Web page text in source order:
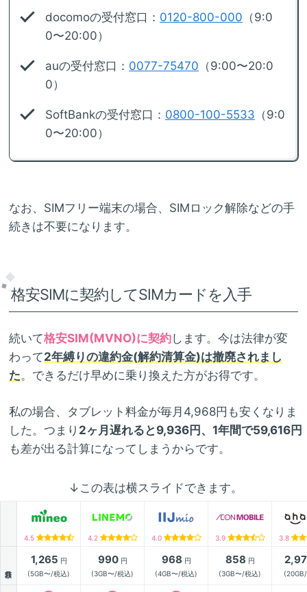
docomoの受付窓口： 0120-800-000 （9:0
0〜20:00）
auの受付窓口： 0077-75470 （9:00〜20:0
0）
SoftBankの受付窓口： 0800-100-5533 （9:0
0〜20:00）
なお、SIMフリー端末の場合、SIMロック解除などの手
続きは不要になります。
格安SIMに契約してSIMカードを入手
続いて格安SIM(MVNO)に契約します。今は法律が変
わって2年縛りの違約金(解約清算金)は撤廃されまし
た。できるだけ早めに乗り換えた方がお得です。
私の場合、タブレット料金が毎月4,968円も安くなりま
した。つまり 2ヶ月遅れると9,936円、1年間で59,616円
も差が出る計算になってしまうからです。
↓この表は横スライドできます。
4.5 4.2 4.0 3.9 3.8
1,265 円
(5GB〜/税込)
990円
(3GB〜/税込)
968 円
(4GB〜/税込)
858 円
(3GB〜/税込)